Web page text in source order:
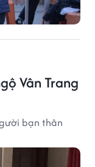
Vân Trang
bạn thân